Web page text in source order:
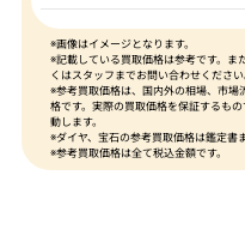
※画像はイメージとなります。
※記載している買取価格は参考です。ま
くはスタッフまでお問い合わせください
※参考買取価格は、国内外の相場、市
格です。実際の買取価格を保証するも
動します。
※ダイヤ、宝石の参考買取価格は鑑定書
※参考買取価格は全て税込金額です。